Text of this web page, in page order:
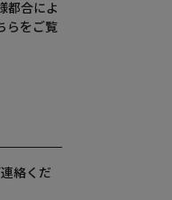
都合によ
らをご覧
絡くだ